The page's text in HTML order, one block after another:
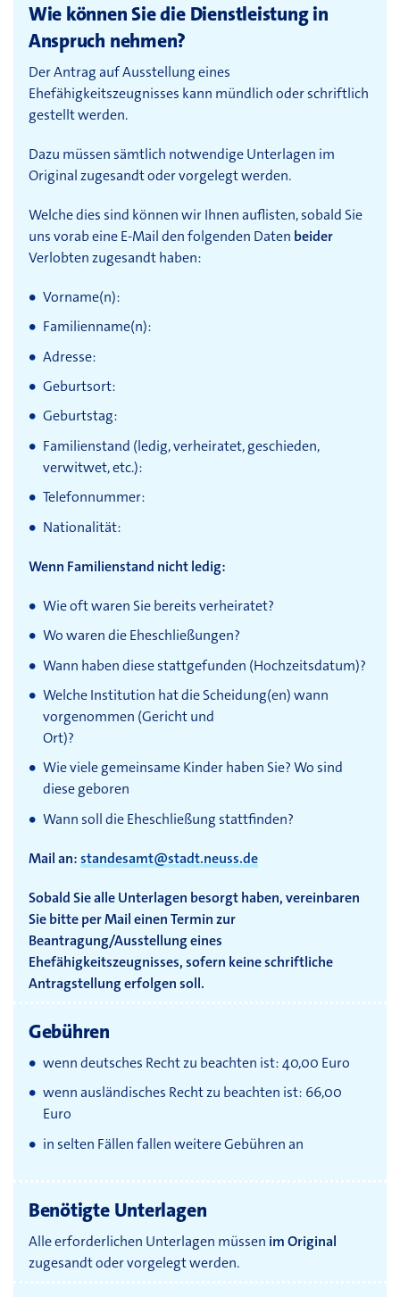
Wie können Sie die Dienstleistung in
Anspruch nehmen?
Der Antrag auf Ausstellung eines
Ehefähigkeitszeugnisses kann mündlich oder schriftlich
gestellt werden.
Dazu müssen sämtlich notwendige Unterlagen im
Original zugesandt oder vorgelegt werden.
Welche dies sind können wir Ihnen auflisten, sobald Sie
uns vorab eine E-Mail den folgenden Daten beider
Verlobten zugesandt haben:
Vorname(n):
Familienname(n):
Adresse:
Geburtsort:
Geburtstag:
Familienstand (ledig, verheiratet, geschieden,
verwitwet, etc.):
Telefonnummer:
Nationalität:
Wenn Familienstand nicht ledig:
Wie oft waren Sie bereits verheiratet?
Wo waren die Eheschließungen?
Wann haben diese stattgefunden (Hochzeitsdatum)?
Welche Institution hat die Scheidung(en) wann
vorgenommen (Gericht und
Ort)?
Wie viele gemeinsame Kinder haben Sie? Wo sind
diese geboren
Wann soll die Eheschließung stattfinden?
Mail an:standesamt@stadt.neuss.de
Sobald Sie alle Unterlagen besorgt haben, vereinbaren
Sie bitte per Mail einen Termin zur
Beantragung/Ausstellung eines
Ehefähigkeitszeugnisses, sofern keine schriftliche
Antragstellung erfolgen soll.
Gebühren
wenn deutsches Recht zu beachten ist: 40,00 Euro
wenn ausländisches Recht zu beachten ist: 66,00
Euro
in selten Fällen fallen weitere Gebühren an
Benötigte Unterlagen
Alle erforderlichen Unterlagen müssen im Original
zugesandt oder vorgelegt werden.